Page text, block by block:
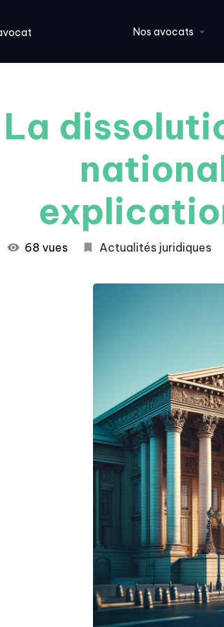
Nos avocats
La
68 vues Actualités juridiques